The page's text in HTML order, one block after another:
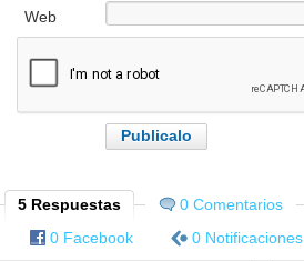
Web
5 Respuestas 0 Comentarios
0 Facebook
0 Notificaciones